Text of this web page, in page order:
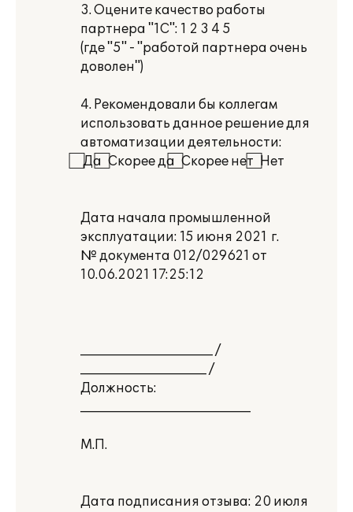
3. Оцените качество работы
партнера "1С": 1 2 3 4 5
(где "5" - "работой партнера очень
доволен")
4. Рекомендовали бы коллегам
использовать данное решение для
автоматизации деятельности:
⃞ Да ⃞ Скорее да ⃞ Скорее нет ⃞ Нет
Дата начала промышленной
эксплуатации: 15 июня 2021 г.
№ документа 012/029621 от
10.06.2021 17:25:12
_____________________ /
____________________ /
Должность:
___________________________
М.П.
Дата подписания отзыва: 20 июля